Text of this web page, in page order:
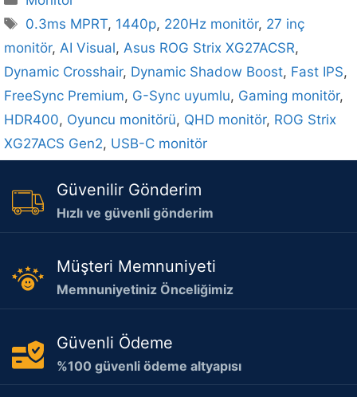
Etiketler
0.3ms MPRT, 1440p, 220Hz monitör, 27 inç
monitör, AI Visual, Asus ROG Strix XG27ACSR,
Dynamic Crosshair, Dynamic Shadow Boost, Fast IPS,
FreeSync Premium, G-Sync uyumlu, Gaming monitör,
HDR400, Oyuncu monitörü, QHD monitör, ROG Strix
XG27ACS Gen2, USB-C monitör
Güvenilir Gönderim
Hızlı ve güvenli gönderim
Müşteri Memnuniyeti
Memnuniyetiniz Önceliğimiz
Güvenli Ödeme
%100 güvenli ödeme altyapısı